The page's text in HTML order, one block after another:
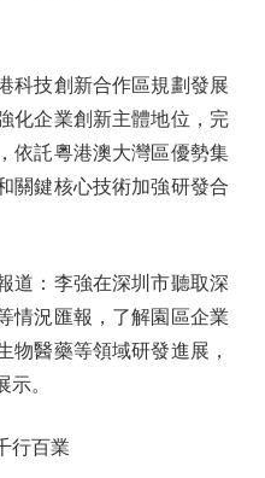
技創新合作區規劃發展
化企業創新主體地位，完
依託粵港澳大灣區優勢集
關鍵核心技術加強研發合
：李強在深圳市聽取深
情況匯報，了解園區企業
物醫藥等領域研發進展，
。
行百業